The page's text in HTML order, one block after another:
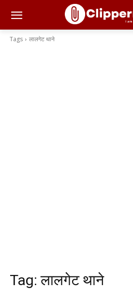
Tags लालगेट थाने
Tag:लालगेट थाने